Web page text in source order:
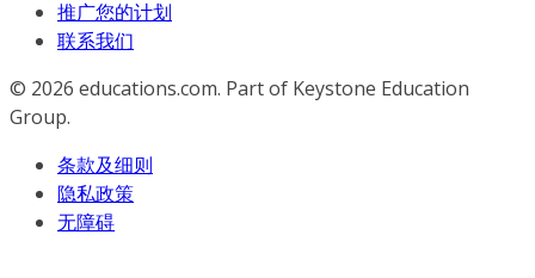
推广您的计划
联系我们
© 2026 educations.com. Part of Keystone Education
Group.
条款及细则
隐私政策
无障碍